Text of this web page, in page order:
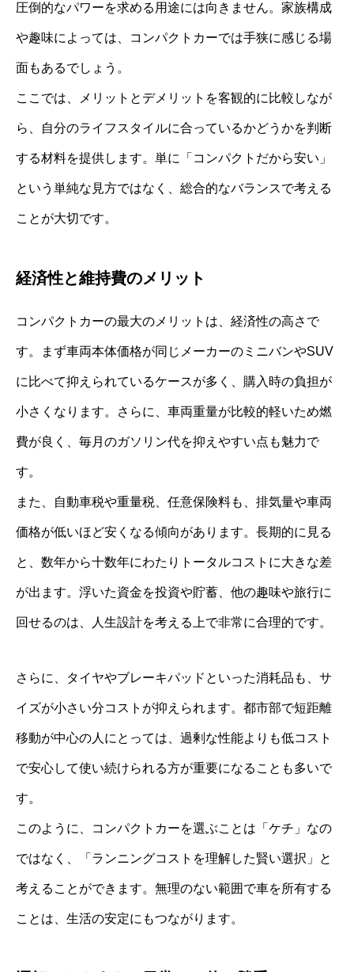
圧倒的なパワーを求める用途には向きません。家族構成
や趣味によっては、コンパクトカーでは手狭に感じる場
面もあるでしょう。
ここでは、メリットとデメリットを客観的に比較しなが
ら、自分のライフスタイルに合っているかどうかを判断
する材料を提供します。単に「コンパクトだから安い」
という単純な見方ではなく、総合的なバランスで考える
ことが大切です。
経済性と維持費のメリット
コンパクトカーの最大のメリットは、経済性の高さで
す。まず車両本体価格が同じメーカーのミニバンやSUV
に比べて抑えられているケースが多く、購入時の負担が
小さくなります。さらに、車両重量が比較的軽いため燃
費が良く、毎月のガソリン代を抑えやすい点も魅力で
す。
また、自動車税や重量税、任意保険料も、排気量や車両
価格が低いほど安くなる傾向があります。長期的に見る
と、数年から十数年にわたりトータルコストに大きな差
が出ます。浮いた資金を投資や貯蓄、他の趣味や旅行に
回せるのは、人生設計を考える上で非常に合理的です。
さらに、タイヤやブレーキパッドといった消耗品も、サ
イズが小さい分コストが抑えられます。都市部で短距離
移動が中心の人にとっては、過剰な性能よりも低コスト
で安心して使い続けられる方が重要になることも多いで
す。
このように、コンパクトカーを選ぶことは「ケチ」なの
ではなく、「ランニングコストを理解した賢い選択」と
考えることができます。無理のない範囲で車を所有する
ことは、生活の安定にもつながります。